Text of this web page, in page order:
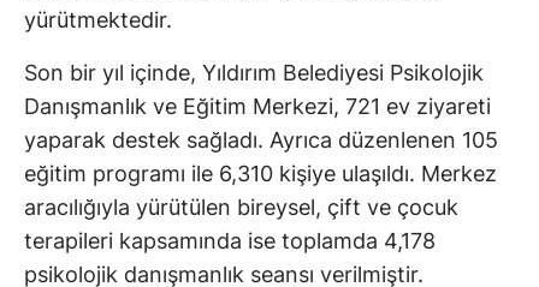
yürütmektedir.
Son bir yıl içinde, Yıldırım Belediyesi Psikolojik
Danışmanlık ve Eğitim Merkezi, 721 ev ziyareti
yaparak destek sağladı. Ayrıca düzenlenen 105
eğitim programı ile 6,310 kişiye ulaşıldı. Merkez
aracılığıyla yürütülen bireysel, çift ve çocuk
terapileri kapsamında ise toplamda 4,178
psikolojik danışmanlık seansı verilmiştir.